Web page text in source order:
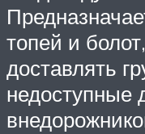
топей и
доставлять
недоступные